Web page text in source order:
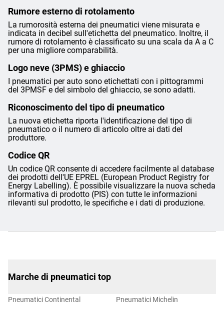
Rumore esterno di rotolamento
La rumorosità esterna dei pneumatici viene misurata e
indicata in decibel sull'etichetta del pneumatico. Inoltre, il
rumore di rotolamento è classificato su una scala da A a C
per una migliore comparabilità.
Logo neve (3PMS) e ghiaccio
I pneumatici per auto sono etichettati con i pittogrammi
del 3PMSF e del simbolo del ghiaccio, se sono adatti.
Riconoscimento del tipo di pneumatico
La nuova etichetta riporta l'identificazione del tipo di
pneumatico o il numero di articolo oltre ai dati del
produttore.
Codice QR
Un codice QR consente di accedere facilmente al database
dei prodotti dell'UE EPREL (European Product Registry for
Energy Labelling). È possibile visualizzare la nuova scheda
informativa di prodotto (PIS) con tutte le informazioni
rilevanti sul prodotto, le specifiche e i dati di produzione.
Marche di pneumatici top
Pneumatici Continental Pneumatici Michelin